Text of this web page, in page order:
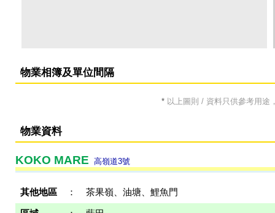
物業相簿及單位間隔
*以上圖則 / 資料只供參考用途
物業資料
KOKO MARE 高嶺道3號
其他地區 ： 茶果嶺、油塘、鯉魚門